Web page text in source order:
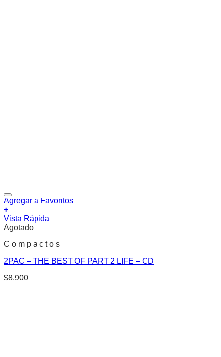
Agregar a Favoritos
+
Vista Rápida
Agotado
C o m p a c t o s
2PAC – THE BEST OF PART 2 LIFE – CD
$8.900